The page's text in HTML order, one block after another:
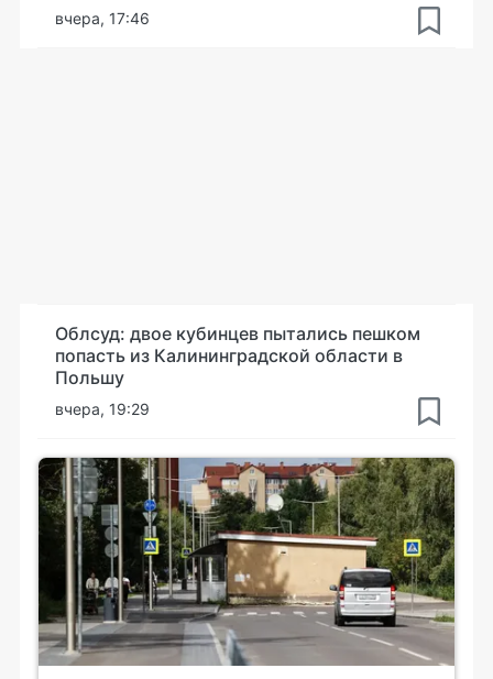
вчера, 17:46
Облсуд: двое кубинцев пытались пешком
попасть из Калининградской области в
Польшу
вчера, 19:29